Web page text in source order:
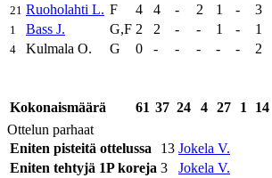
21 Ruoholahti L. F 4 4 - 2 1 - 3
1 Bass J. G,F 2 2 - - 1 - 1
4 Kulmala O. G 0 - - - - - 2
Kokonaismäärä 61 37 24 4 27 1
14
Ottelun parhaat
Eniten pisteitä ottelussa
13 Jokela V.
Eniten tehtyjä 1P koreja 3
Jokela V.